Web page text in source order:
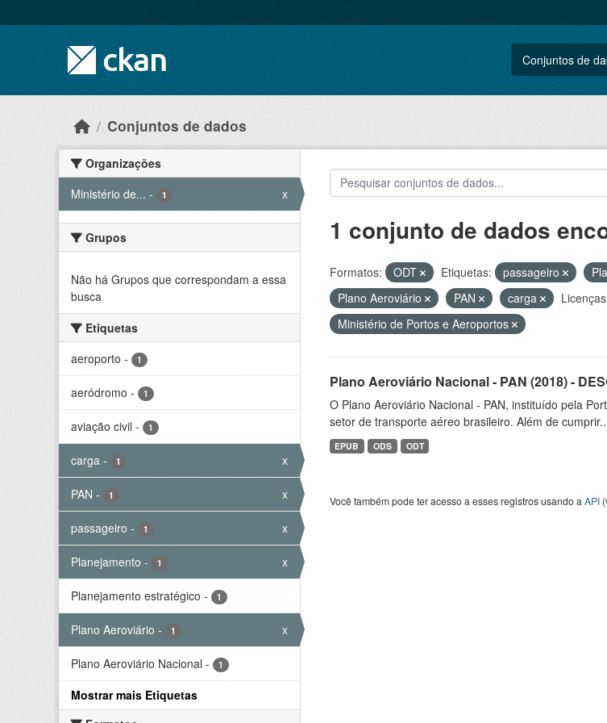
Conjuntos de
Conjuntos de dados
Organizações
Ministério de... - 1 x
Grupos
Não há Grupos que correspondam a essa
busca
Etiquetas
aeroporto - 1
aeródromo - 1
aviação civil - 1
carga - 1 x
PAN - 1 x
passageiro - 1 x
Planejamento - 1 x
Planejamento estratégico - 1
Plano Aeroviário - 1 x
Plano Aeroviário Nacional - 1
Mostrar mais Etiquetas
1 conjunto de dados
Formatos: ODT Etiquetas: passageiro
Plano Aeroviário
PAN carga
Ministério de Portos e Aeroportos
Plano Aeroviário Nacional - PAN (2018) -
O Plano Aeroviário Nacional - PAN, instituído pela
setor de transporte aéreo brasileiro. Além de
EPUB ODS ODT
Você também pode ter acesso a esses registros usando a API